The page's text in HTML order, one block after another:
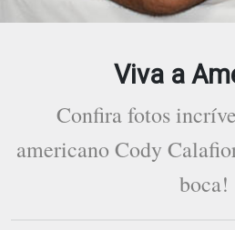
Viva a
Confira fotos
americano Cody
boca!